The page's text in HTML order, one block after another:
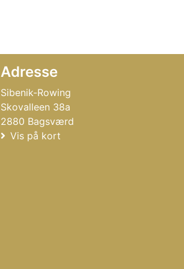
Adresse
Sibenik-Rowing
Skovalleen 38a
2880 Bagsværd
Vis på kort